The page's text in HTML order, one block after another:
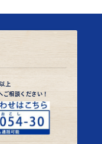
以上
相談ください！